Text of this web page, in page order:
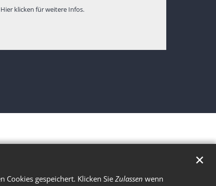
gespeichert. Klicken Sie Zulassen wenn
✕
Hier klicken für weitere Infos.